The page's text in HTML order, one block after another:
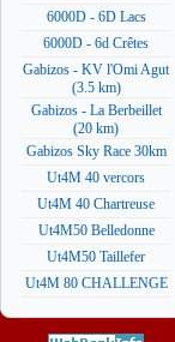
6000D - 6D Lacs
6000D - 6d Crêtes
Gabizos - KV l'Omi Agut
(3.5 km)
Gabizos - La Berbeillet
(20 km)
Gabizos Sky Race 30km
Ut4M 40 vercors
Ut4M 40 Chartreuse
Ut4M50 Belledonne
Ut4M50 Taillefer
Ut4M 80 CHALLENGE